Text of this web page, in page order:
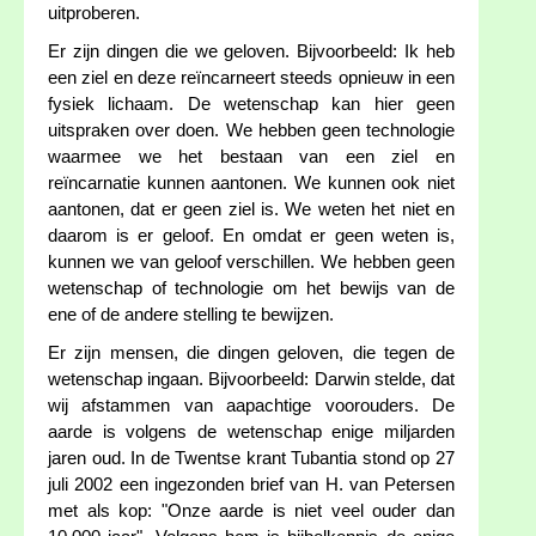
uitproberen.
Er zijn dingen die we geloven. Bijvoorbeeld: Ik heb
een ziel en deze reïncarneert steeds opnieuw in een
fysiek lichaam. De wetenschap kan hier geen
uitspraken over doen. We hebben geen technologie
waarmee we het bestaan van een ziel en
reïncarnatie kunnen aantonen. We kunnen ook niet
aantonen, dat er geen ziel is. We weten het niet en
daarom is er geloof. En omdat er geen weten is,
kunnen we van geloof verschillen. We hebben geen
wetenschap of technologie om het bewijs van de
ene of de andere stelling te bewijzen.
Er zijn mensen, die dingen geloven, die tegen de
wetenschap ingaan. Bijvoorbeeld: Darwin stelde, dat
wij afstammen van aapachtige voorouders. De
aarde is volgens de wetenschap enige miljarden
jaren oud. In de Twentse krant Tubantia stond op 27
juli 2002 een ingezonden brief van H. van Petersen
met als kop: "Onze aarde is niet veel ouder dan